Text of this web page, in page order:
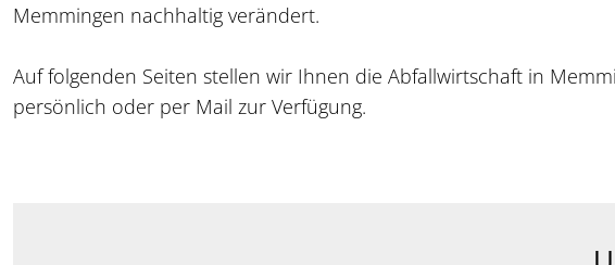
Memmingen nachhaltig verändert.
Auf folgenden Seiten stellen wir Ihnen die Abfallwirtschaft in
persönlich oder per Mail zur Verfügung.